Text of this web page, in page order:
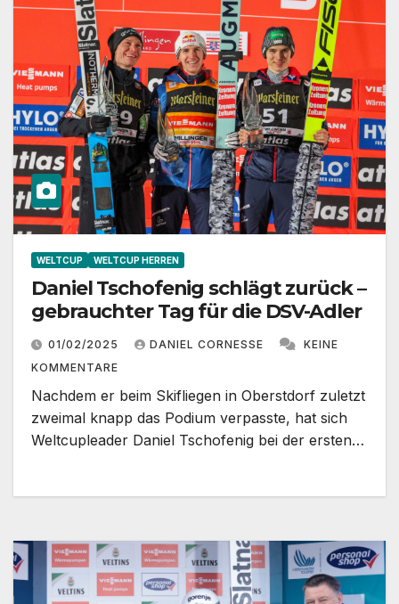
WELTCUP WELTCUP HERREN
Daniel Tschofenig schlägt zurück –
gebrauchter Tag für die DSV-Adler
01/02/2025 DANIEL CORNESSE
KEINE
KOMMENTARE
Nachdem er beim Skifliegen in Oberstdorf zuletzt
zweimal knapp das Podium verpasste, hat sich
Weltcupleader Daniel Tschofenig bei der ersten…